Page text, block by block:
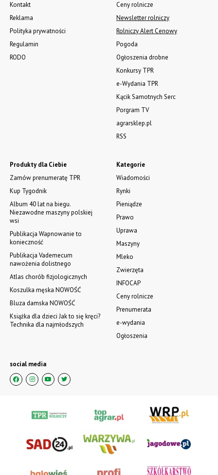
Kontakt
Reklama
Polityka prywatności
Regulamin
RODO
Kategorie
Wiadomości
Rynki
Pieniądze
Prawo
Uprawa
Maszyny
Mleko
Zwierzęta
INFOCAP
Ceny rolnicze
Prenumerata
e-wydania
Ogłoszenia
Produkty dla Ciebie
Zamów prenumeratę TPR
Kup Tygodnik
Album 40 lat na biegu.
Niezawodne maszyny polskiej
wsi
Publikacja Wapnowanie to
konieczność
Publikacja Vademecum
nawożenia dolistnego
Atlas chorób fizjologicznych
Koszulka męska NOWOŚĆ
Bluza damska NOWOŚĆ
Książka dla dzieci Jak to się kręci?
Technika dla najmłodszych
Ceny rolnicze
Newsletter rolniczy
Rolniczy Alert Cenowy
Pogoda
Ogłoszenia drobne
Konkursy TPR
e-Wydania TPR
Kącik Samotnych Serc
Porgram TV
agrarsklep.pl
RSS
social media